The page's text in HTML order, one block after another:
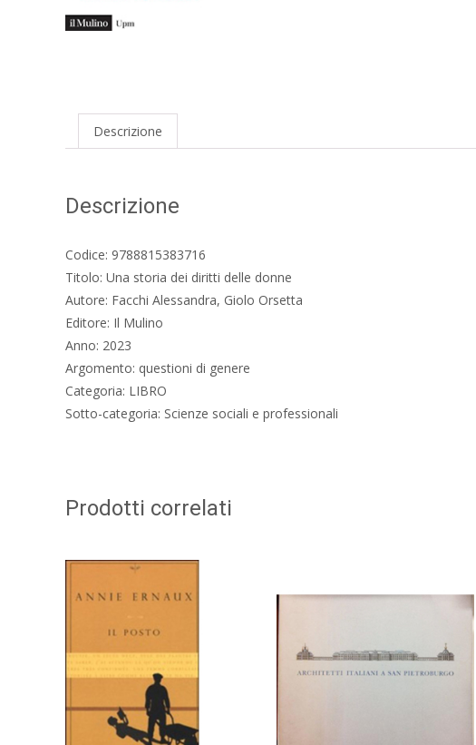
Descrizione
Descrizione
Codice: 9788815383716
Titolo: Una storia dei diritti delle donne
Autore: Facchi Alessandra, Giolo Orsetta
Editore: Il Mulino
Anno: 2023
Argomento: questioni di genere
Categoria: LIBRO
Sotto-categoria: Scienze sociali e professionali
Prodotti correlati